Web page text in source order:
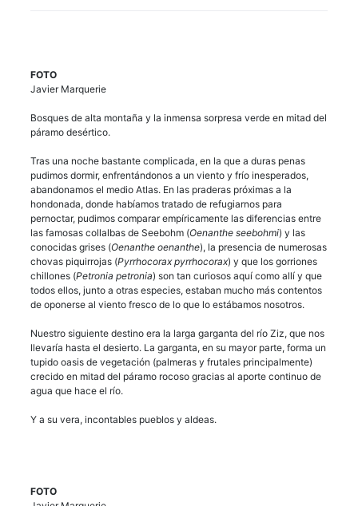
FOTO
Javier Marquerie
Bosques de alta montaña y la inmensa sorpresa verde en mitad del
páramo desértico.
Tras una noche bastante complicada, en la que a duras penas
pudimos dormir, enfrentándonos a un viento y frío inesperados,
abandonamos el medio Atlas. En las praderas próximas a la
hondonada, donde habíamos tratado de refugiarnos para
pernoctar, pudimos comparar empíricamente las diferencias entre
las famosas collalbas de Seebohm (Oenanthe seebohmi) y las
conocidas grises (Oenanthe oenanthe), la presencia de numerosas
chovas piquirrojas (Pyrrhocorax pyrrhocorax) y que los gorriones
chillones (Petronia petronia) son tan curiosos aquí como allí y que
todos ellos, junto a otras especies, estaban mucho más contentos
de oponerse al viento fresco de lo que lo estábamos nosotros.
Nuestro siguiente destino era la larga garganta del río Ziz, que nos
llevaría hasta el desierto. La garganta, en su mayor parte, forma un
tupido oasis de vegetación (palmeras y frutales principalmente)
crecido en mitad del páramo rocoso gracias al aporte continuo de
agua que hace el río.
Y a su vera, incontables pueblos y aldeas.
FOTO